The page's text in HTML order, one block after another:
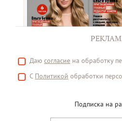
Даю согласие на обработку
С Политикой обработки
Подписка на